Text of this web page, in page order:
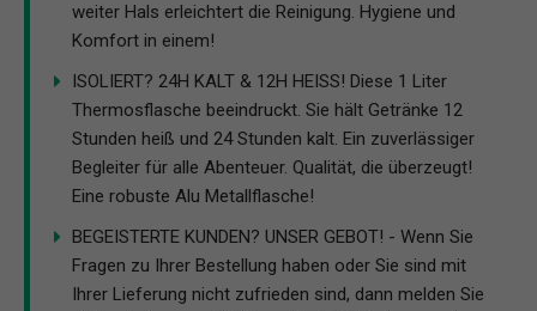
weiter Hals erleichtert die Reinigung. Hygiene und
Komfort in einem!
ISOLIERT? 24H KALT & 12H HEISS! Diese 1 Liter
Thermosflasche beeindruckt. Sie hält Getränke 12
Stunden heiß und 24 Stunden kalt. Ein zuverlässiger
Begleiter für alle Abenteuer. Qualität, die überzeugt!
Eine robuste Alu Metallflasche!
BEGEISTERTE KUNDEN? UNSER GEBOT! - Wenn Sie
Fragen zu Ihrer Bestellung haben oder Sie sind mit
Ihrer Lieferung nicht zufrieden sind, dann melden Sie